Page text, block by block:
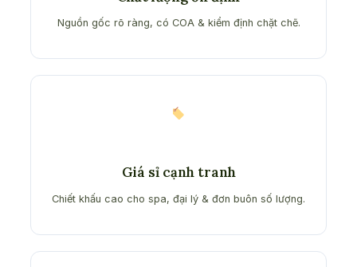
Nguồn gốc rõ ràng, có COA & kiểm định chặt chẽ.
Giá sỉ cạnh tranh
Chiết khấu cao cho spa, đại lý & đơn buôn số lượng.